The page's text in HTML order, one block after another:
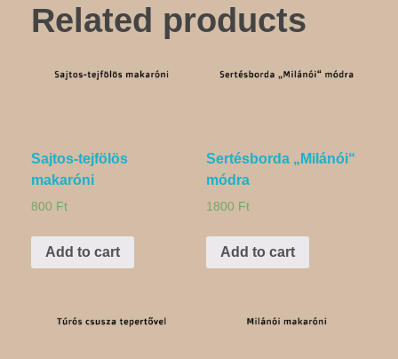
Related products
Sajtos-tejfölös
makaróni
800 Ft
Add to cart
Sertésborda „Milánói“
módra
1800 Ft
Add to cart